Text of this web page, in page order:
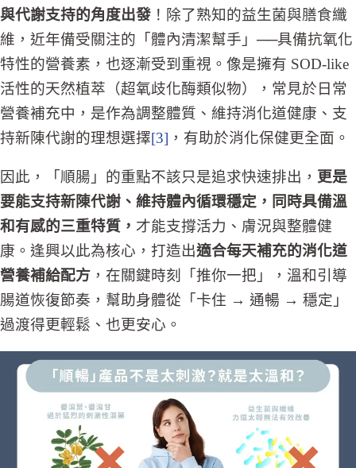
與代謝支持的角度出發 ！除了熟知的益生菌與膳食纖
維，近年備受關注的「體內清潔幫手」──具備抗氧化
特性的營養素，也逐漸受到重視。像是擁有 SOD-like
活性的天然植萃（超氧歧化酶類似物），常見於日常
營養補充中，是作為調整體質、維持消化道健康、支
持新陳代謝的理想選擇[3] ，有助於消化保健更全面。
因此，「順腸」的重點不該只是追求快速排出， 更是
要能支持新陳代謝、維持體內循環穩定，同時具備溫
和有感的三重特質， 才能支撐活力、膚況與整體健
康。逢興以此為核心，打造出適合每天補充的消化道
營養補給配方 ，在關鍵時刻「推你一把」，溫和引導
腸道恢復節奏，幫助身體從「卡住 → 通暢 → 穩定」
過渡得更輕鬆、也更安心。